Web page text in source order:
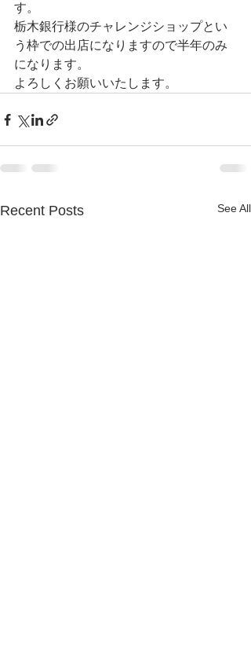
す。
栃木銀行様のチャレンジショップとい
う枠での出店になりますので半年のみ
になります。
よろしくお願いいたします。
Recent Posts See All